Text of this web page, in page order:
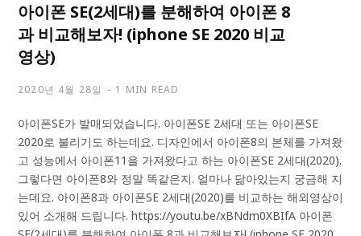
아이폰 SE(2세대)를 분해하여 아이폰 8
과 비교해보자! (iphone SE 2020 비교
영상)
2020년 4월 28일 1 MIN READ
아이폰SE가 발매되었습니다. 아이폰SE 2세대 또는 아이폰SE
2020로 불리기도 하는데요. 디자인에서 아이폰8의 본체를 가져왔
고 성능에서 아이폰11을 가져왔다고 하는 아이폰SE 2세대(2020).
그렇다면 아이폰8와 정말 똑같은지. 얼마나 닮아있는지 궁금해 지
는데요. 아이폰8과 아이폰SE 2세대(2020)를 비교하는 해외영상이
있어 소개해 드립니다. https://youtu.be/xBNdm0XBIfA 아이폰